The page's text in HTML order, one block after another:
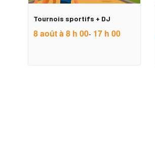
Tournois sportifs + DJ
8 août à 8 h 00- 17 h 00